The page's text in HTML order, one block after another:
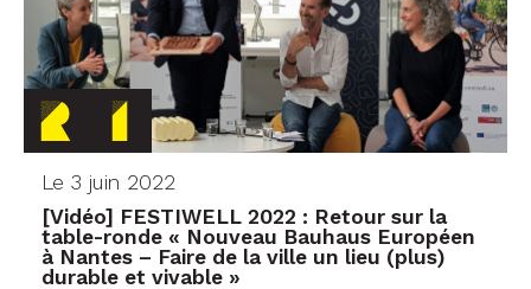
Le 3 juin 2022
[Vidéo] FESTIWELL 2022 : Retour sur la
table-ronde « Nouveau Bauhaus Européen
à Nantes – Faire de la ville un lieu (plus)
durable et vivable »